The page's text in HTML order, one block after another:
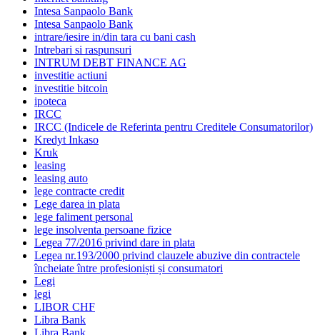
Intesa Sanpaolo Bank
Intesa Sanpaolo Bank
intrare/iesire in/din tara cu bani cash
Intrebari si raspunsuri
INTRUM DEBT FINANCE AG
investitie actiuni
investitie bitcoin
ipoteca
IRCC
IRCC (Indicele de Referinta pentru Creditele Consumatorilor)
Kredyt Inkaso
Kruk
leasing
leasing auto
lege contracte credit
Lege darea in plata
lege faliment personal
lege insolventa persoane fizice
Legea 77/2016 privind dare in plata
Legea nr.193/2000 privind clauzele abuzive din contractele
încheiate între profesioniști și consumatori
Legi
legi
LIBOR CHF
Libra Bank
Libra Bank